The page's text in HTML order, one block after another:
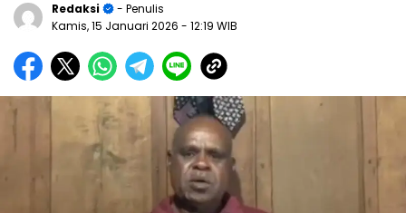
Redaksi
- Penulis
Kamis, 15 Januari 2026 - 12:19 WIB